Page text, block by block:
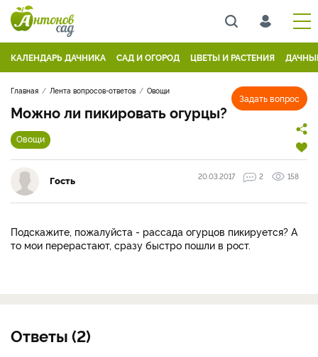
КАЛЕНДАРЬ ДАЧНИКА САД И ОГОРОД ЦВЕТЫ И РАСТЕНИЯ
Задать вопрос
Главная Лента вопросов-ответов Овощи
Можно ли пикировать огурцы?
Овощи
Гость 20.03.2017 2 158
Подскажите, пожалуйста - рассада огурцов пикируется? А
то мои перерастают, сразу быстро пошли в рост.
Ответы (2)